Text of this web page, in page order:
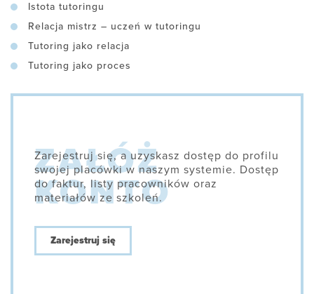
Istota tutoringu
Relacja mistrz – uczeń w tutoringu
Tutoring jako relacja
Tutoring jako proces
Zarejestruj się, a uzyskasz dostęp do profilu
swojej placówki w naszym systemie. Dostęp
do faktur, listy pracowników oraz
materiałów ze szkoleń.
Zarejestruj się